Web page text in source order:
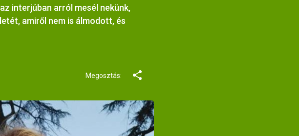
interjúban arról mesél nekünk,
amiről nem is álmodott, és
Megosztás: